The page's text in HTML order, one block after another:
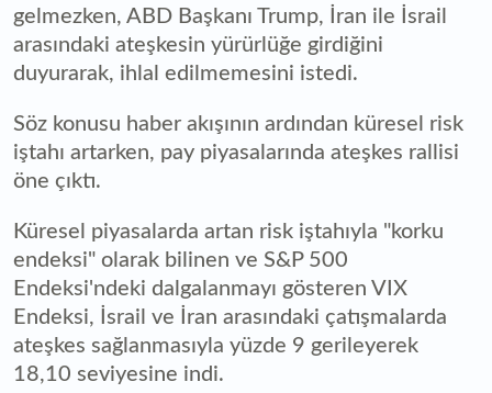
gelmezken, ABD Başkanı Trump, İran ile İsrail
arasındaki ateşkesin yürürlüğe girdiğini
duyurarak, ihlal edilmemesini istedi.
Söz konusu haber akışının ardından küresel risk
iştahı artarken, pay piyasalarında ateşkes rallisi
öne çıktı.
Küresel piyasalarda artan risk iştahıyla "korku
endeksi" olarak bilinen ve S&P 500
Endeksi'ndeki dalgalanmayı gösteren VIX
Endeksi, İsrail ve İran arasındaki çatışmalarda
ateşkes sağlanmasıyla yüzde 9 gerileyerek
18,10 seviyesine indi.